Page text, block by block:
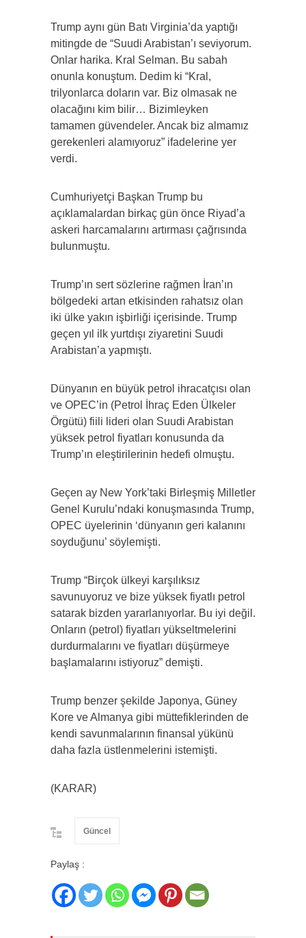
Trump aynı gün Batı Virginia’da yaptığı
mitingde de “Suudi Arabistan’ı seviyorum.
Onlar harika. Kral Selman. Bu sabah
onunla konuştum. Dedim ki “Kral,
trilyonlarca doların var. Biz olmasak ne
olacağını kim bilir… Bizimleyken
tamamen güvendeler. Ancak biz almamız
gerekenleri alamıyoruz” ifadelerine yer
verdi.
Cumhuriyetçi Başkan Trump bu
açıklamalardan birkaç gün önce Riyad’a
askeri harcamalarını artırması çağrısında
bulunmuştu.
Trump’ın sert sözlerine rağmen İran’ın
bölgedeki artan etkisinden rahatsız olan
iki ülke yakın işbirliği içerisinde. Trump
geçen yıl ilk yurtdışı ziyaretini Suudi
Arabistan’a yapmıştı.
Dünyanın en büyük petrol ihracatçısı olan
ve OPEC’in (Petrol İhraç Eden Ülkeler
Örgütü) fiili lideri olan Suudi Arabistan
yüksek petrol fiyatları konusunda da
Trump’ın eleştirilerinin hedefi olmuştu.
Geçen ay New York’taki Birleşmiş Milletler
Genel Kurulu’ndaki konuşmasında Trump,
OPEC üyelerinin ‘dünyanın geri kalanını
soyduğunu’ söylemişti.
Trump “Birçok ülkeyi karşılıksız
savunuyoruz ve bize yüksek fiyatlı petrol
satarak bizden yararlanıyorlar. Bu iyi değil.
Onların (petrol) fiyatları yükseltmelerini
durdurmalarını ve fiyatları düşürmeye
başlamalarını istiyoruz” demişti.
Trump benzer şekilde Japonya, Güney
Kore ve Almanya gibi müttefiklerinden de
kendi savunmalarının finansal yükünü
daha fazla üstlenmelerini istemişti.
(KARAR)
Güncel
Paylaş :